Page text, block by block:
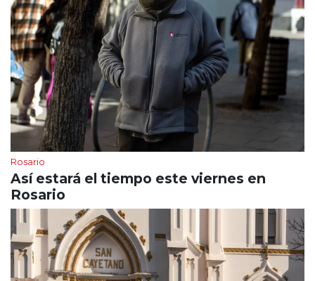
Rosario
Así estará el tiempo este viernes en
Rosario